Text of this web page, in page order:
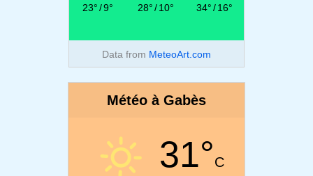
23°/9° 28°/10° 34°/16°
Data from MeteoArt.com
Météo à Gabès
31°C